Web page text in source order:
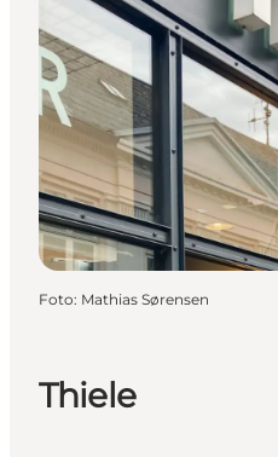
Regionen
Erlebnisse
Unterkünfte
Reiseplanung
Thiele
Foto: Mathias Sørensen